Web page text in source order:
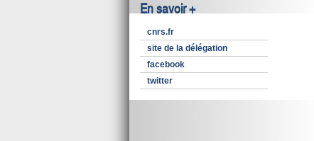
En savoir +
cnrs.fr
site de la délégation
facebook
twitter